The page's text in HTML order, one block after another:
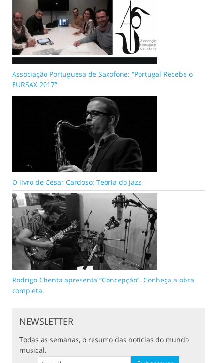
Associação Portuguesa de Saxofone: “Portugal Recebe o
EURSAX 2017”
O livro de César Cardoso: Teoria do Jazz
Rodrigo Chenta apresenta “Concepção”. Conheça a obra
completa.
NEWSLETTER
Todas as semanas, o resumo das notícias do mundo
musical.